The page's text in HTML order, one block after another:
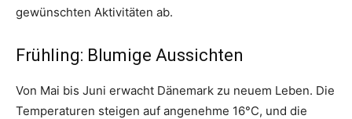
gewünschten Aktivitäten ab.
Frühling: Blumige Aussichten
Von Mai bis Juni erwacht Dänemark zu neuem Leben. Die
Temperaturen steigen auf angenehme 16°C, und die